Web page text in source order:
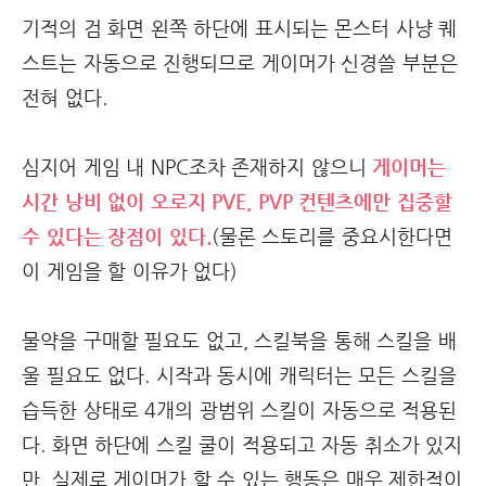
기적의 검 화면 왼쪽 하단에 표시되는 몬스터 사냥 퀘
스트는 자동으로 진행되므로 게이머가 신경쓸 부분은
전혀 없다.
심지어 게임 내 NPC조차 존재하지 않으니 게이머는
시간 낭비 없이 오로지 PVE, PVP 컨텐츠에만 집중할
수 있다는 장점이 있다. (물론 스토리를 중요시한다면
이 게임을 할 이유가 없다)
물약을 구매할 필요도 없고, 스킬북을 통해 스킬을 배
울 필요도 없다. 시작과 동시에 캐릭터는 모든 스킬을
습득한 상태로 4개의 광범위 스킬이 자동으로 적용된
다. 화면 하단에 스킬 쿨이 적용되고 자동 취소가 있지
만, 실제로 게이머가 할 수 있는 행동은 매우 제한적이